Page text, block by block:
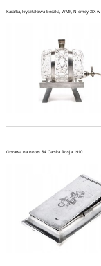
Karafka, kryształowa beczka, WMF, Niemcy XIX w
Oprawa na notes 84, Carska Rosja 1910